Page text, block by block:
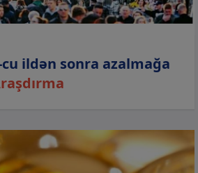
ildən sonra azalmağa